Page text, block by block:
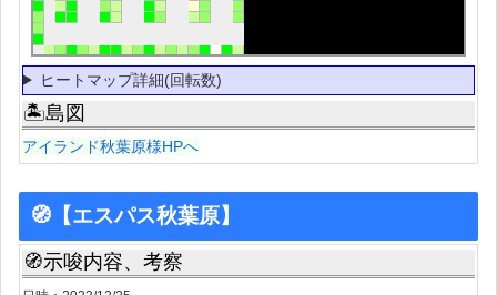
ヒートマップ詳細(回転数)
🏝島図
アイランド秋葉原様HPへ
🧭【エスパス秋葉原】
🧭示唆内容、考察